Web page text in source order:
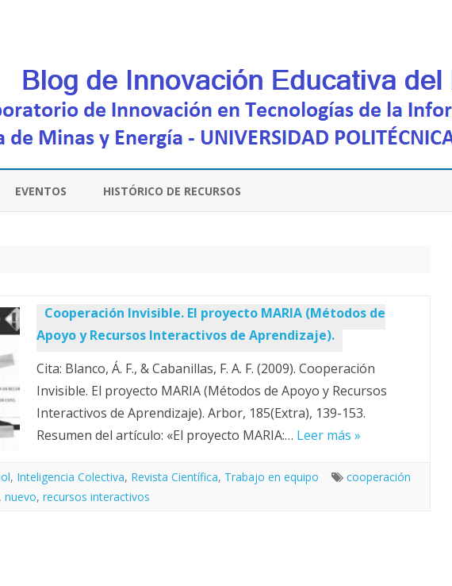
EVENTOS HISTÓRICO DE RECURSOS
Cooperación Invisible. El proyecto MARIA (Métodos de
Apoyo y Recursos Interactivos de Aprendizaje).
Cita: Blanco, Á. F., & Cabanillas, F. A. F. (2009). Cooperación
Invisible. El proyecto MARIA (Métodos de Apoyo y Recursos
Interactivos de Aprendizaje). Arbor, 185(Extra), 139-153.
Resumen del artículo: «El proyecto MARIA:… Leer más »
, Inteligencia Colectiva, Revista Científica, Trabajo en equipo
cooperación
, nuevo, recursos interactivos